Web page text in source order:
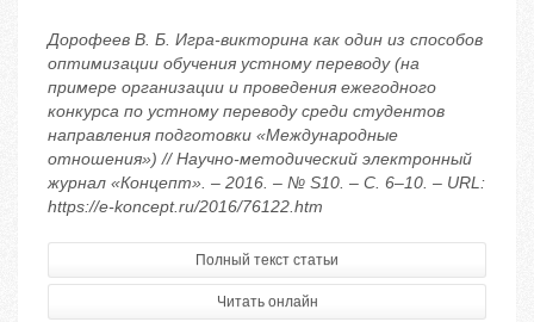
Дорофеев В. Б. Игра-викторина как один из способов
оптимизации обучения устному переводу (на
примере организации и проведения ежегодного
конкурса по устному переводу среди студентов
направления подготовки «Международные
отношения») // Научно-методический электронный
журнал «Концепт». – 2016. – № S10. – С. 6–10. – URL:
https://e-koncept.ru/2016/76122.htm
Полный текст статьи
Читать онлайн